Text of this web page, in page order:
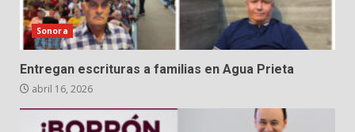
Sonora
Entregan escrituras a familias en Agua Prieta
abril 16, 2026